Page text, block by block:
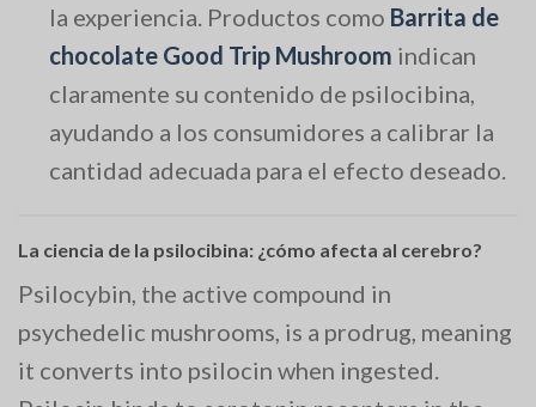
la experiencia. Productos como Barrita de
chocolate Good Trip Mushroom indican
claramente su contenido de psilocibina,
ayudando a los consumidores a calibrar la
cantidad adecuada para el efecto deseado.
La ciencia de la psilocibina: ¿cómo afecta al cerebro?
Psilocybin, the active compound in
psychedelic mushrooms, is a prodrug, meaning
it converts into psilocin when ingested.